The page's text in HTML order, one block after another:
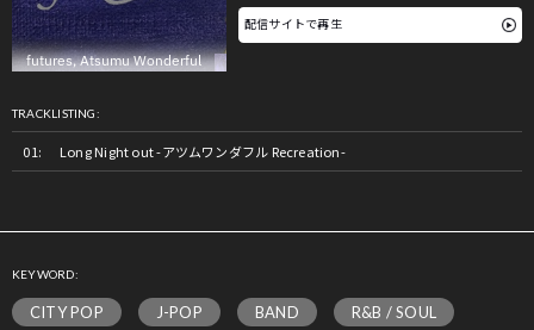
配信サイトで再生
TRACKLISTING:
Long Night out -アツムワンダフル Recreation-
KEYWORD:
CITY POP J-POP BAND R&B / SOUL